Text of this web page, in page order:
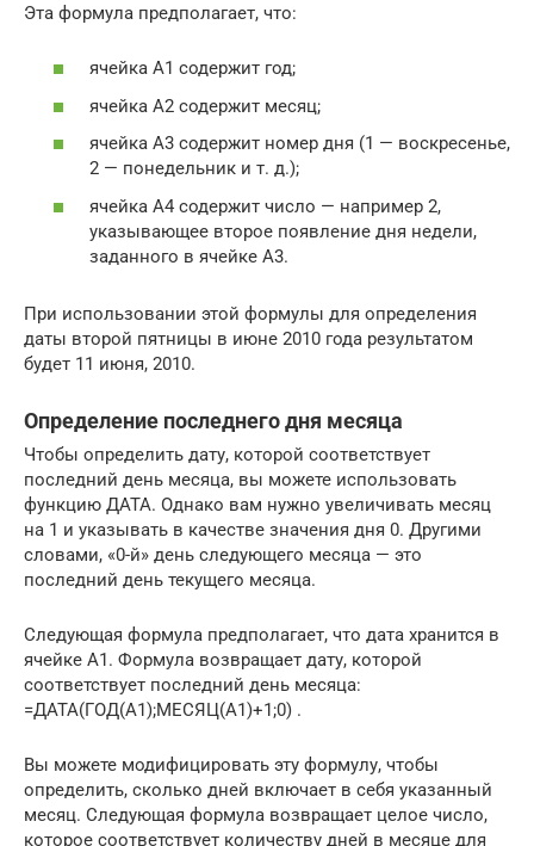
Эта формула предполагает, что:
ячейка А1 содержит год;
ячейка А2 содержит месяц;
ячейка A3 содержит номер дня (1 — воскресенье,
2 — понедельник и т. д.);
ячейка А4 содержит число — например 2,
указывающее второе появление дня недели,
заданного в ячейке A3.
При использовании этой формулы для определения
даты второй пятницы в июне 2010 года результатом
будет 11 июня, 2010.
Определение последнего дня месяца
Чтобы определить дату, которой соответствует
последний день месяца, вы можете использовать
функцию ДАТА. Однако вам нужно увеличивать месяц
на 1 и указывать в качестве значения дня 0. Другими
словами, «0-й» день следующего месяца — это
последний день текущего месяца.
Следующая формула предполагает, что дата хранится в
ячейке А1. Формула возвращает дату, которой
соответствует последний день месяца:
=ДАТА(ГОД(А1);МЕСЯЦ(А1)+1;0) .
Вы можете модифицировать эту формулу, чтобы
определить, сколько дней включает в себя указанный
месяц. Следующая формула возвращает целое число,
которое соответствует количеству дней в месяце для